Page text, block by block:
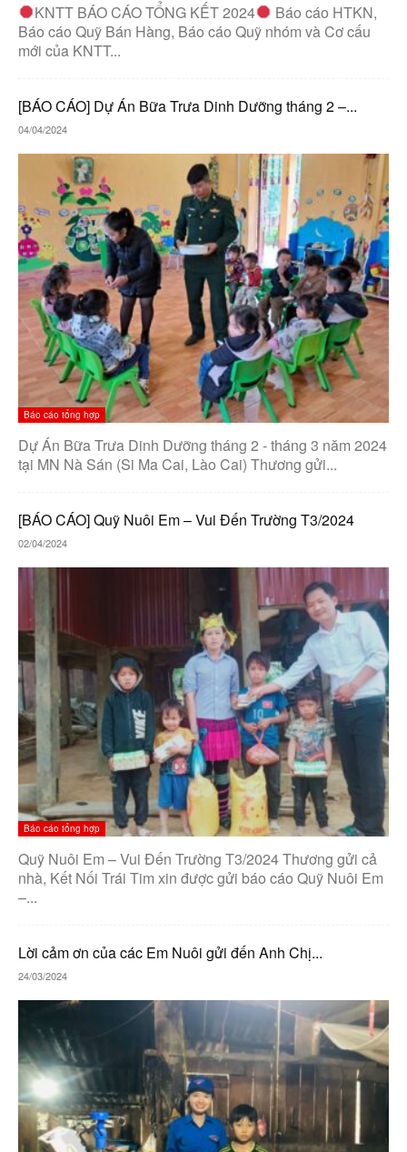
KNTT BÁO CÁO TỔNG KẾT 2024
Báo cáo HTKN,
Báo cáo Quỹ Bán Hàng, Báo cáo Quỹ nhóm và Cơ cấu
mới của KNTT...
[BÁO CÁO] Dự Án Bữa Trưa Dinh Dưỡng tháng 2 –...
04/04/2024
Báo cáo tổng hợp
Dự Án Bữa Trưa Dinh Dưỡng tháng 2 - tháng 3 năm 2024
tại MN Nà Sán (Si Ma Cai, Lào Cai) Thương gửi...
[BÁO CÁO] Quỹ Nuôi Em – Vui Đến Trường T3/2024
02/04/2024
Báo cáo tổng hợp
Quỹ Nuôi Em – Vui Đến Trường T3/2024 Thương gửi cả
nhà, Kết Nối Trái Tim xin được gửi báo cáo Quỹ Nuôi Em
–...
Lời cảm ơn của các Em Nuôi gửi đến Anh Chị...
24/03/2024